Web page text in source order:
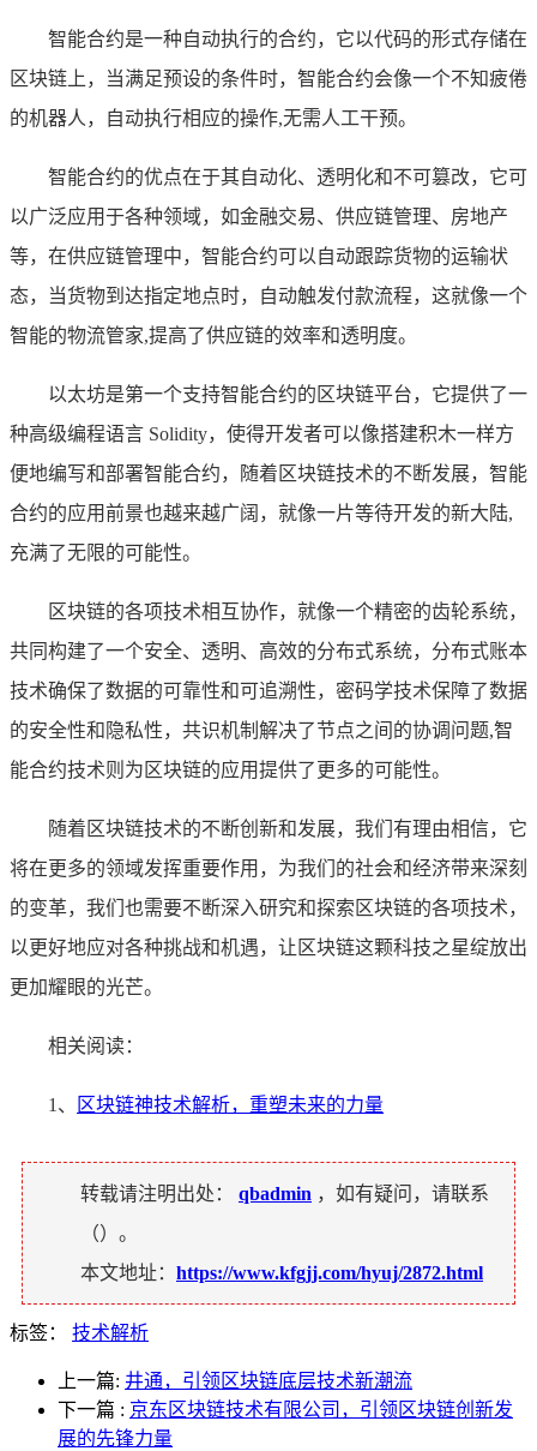
智能合约是一种自动执行的合约，它以代码的形式存储在
区块链上，当满足预设的条件时，智能合约会像一个不知疲倦
的机器人，自动执行相应的操作,无需人工干预。
智能合约的优点在于其自动化、透明化和不可篡改，它可
以广泛应用于各种领域，如金融交易、供应链管理、房地产
等，在供应链管理中，智能合约可以自动跟踪货物的运输状
态，当货物到达指定地点时，自动触发付款流程，这就像一个
智能的物流管家,提高了供应链的效率和透明度。
以太坊是第一个支持智能合约的区块链平台，它提供了一
种高级编程语言 Solidity，使得开发者可以像搭建积木一样方
便地编写和部署智能合约，随着区块链技术的不断发展，智能
合约的应用前景也越来越广阔，就像一片等待开发的新大陆,
充满了无限的可能性。
区块链的各项技术相互协作，就像一个精密的齿轮系统，
共同构建了一个安全、透明、高效的分布式系统，分布式账本
技术确保了数据的可靠性和可追溯性，密码学技术保障了数据
的安全性和隐私性，共识机制解决了节点之间的协调问题,智
能合约技术则为区块链的应用提供了更多的可能性。
随着区块链技术的不断创新和发展，我们有理由相信，它
将在更多的领域发挥重要作用，为我们的社会和经济带来深刻
的变革，我们也需要不断深入研究和探索区块链的各项技术，
以更好地应对各种挑战和机遇，让区块链这颗科技之星绽放出
更加耀眼的光芒。
相关阅读：
1、 区块链神技术解析，重塑未来的力量
转载请注明出处： qbadmin ，如有疑问，请联系
（）。
本文地址： https://www.kfgjj.com/hyuj/2872.html
标签： 技术解析
上一篇: 井通，引领区块链底层技术新潮流
下一篇 : 京东区块链技术有限公司，引领区块链创新发
展的先锋力量